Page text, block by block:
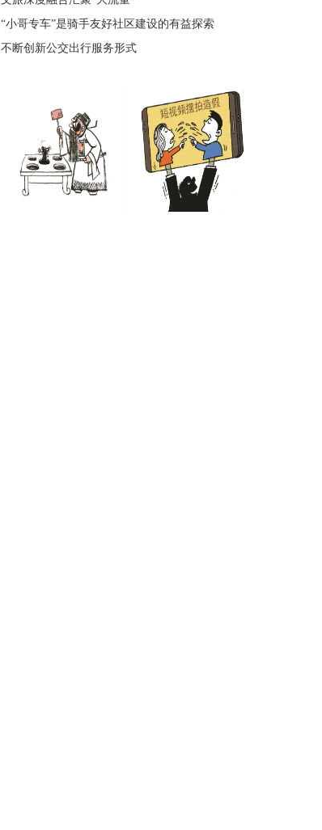
“小哥专车”是骑手友好社区建设的有益探索
不断创新公交出行服务形式